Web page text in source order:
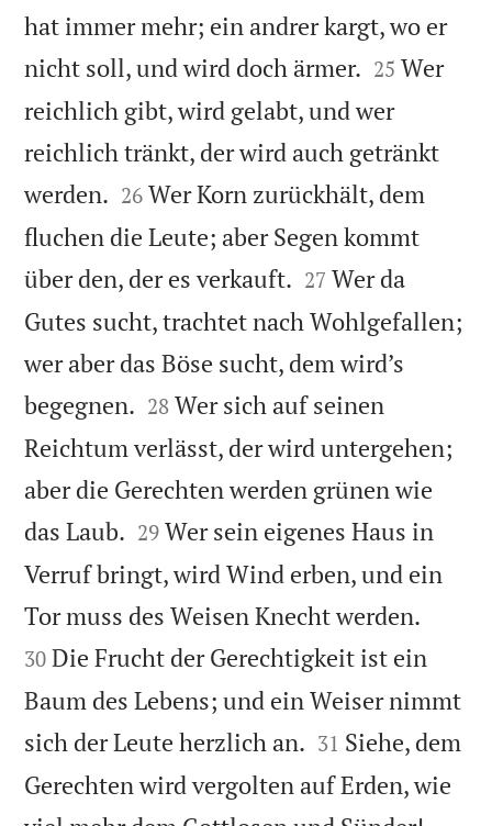
hat immer mehr; ein andrer kargt, wo er
nicht soll, und wird doch ärmer. 

25 Wer
reichlich gibt, wird gelabt, und wer
reichlich tränkt, der wird auch getränkt
werden. 

26 Wer Korn zurückhält, dem
fluchen die Leute; aber Segen kommt
über den, der es verkauft. 

27 Wer da
Gutes sucht, trachtet nach Wohlgefallen;
wer aber das Böse sucht, dem wird’s
begegnen. 

28 Wer sich auf seinen
Reichtum verlässt, der wird untergehen;
aber die Gerechten werden grünen wie
das Laub. 

29 Wer sein eigenes Haus in
Verruf bringt, wird Wind erben, und ein
Tor muss des Weisen Knecht werden.
30 Die Frucht der Gerechtigkeit ist ein
Baum des Lebens; und ein Weiser nimmt
sich der Leute herzlich an. 

31 Siehe, dem
Gerechten wird vergolten auf Erden, wie